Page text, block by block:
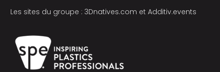
Les sites du groupe : 3Dnatives.com et Additiv.events